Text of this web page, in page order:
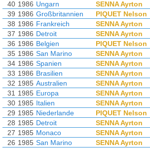
40 1986 Ungarn SENNA Ayrton
39 1986 Großbritannien PIQUET Nelson
38 1986 Frankreich SENNA Ayrton
37 1986 Detroit SENNA Ayrton
36 1986 Belgien PIQUET Nelson
35 1986 San Marino SENNA Ayrton
34 1986 Spanien SENNA Ayrton
33 1986 Brasilien SENNA Ayrton
32 1985 Australien SENNA Ayrton
31 1985 Europa SENNA Ayrton
30 1985 Italien SENNA Ayrton
29 1985 Niederlande PIQUET Nelson
28 1985 Detroit SENNA Ayrton
27 1985 Monaco SENNA Ayrton
26 1985 San Marino SENNA Ayrton